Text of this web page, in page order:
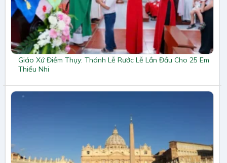
Giáo Xứ Điềm Thụy: Thánh Lễ Rước Lễ Lần Đầu Cho 25 Em
Thiếu Nhi